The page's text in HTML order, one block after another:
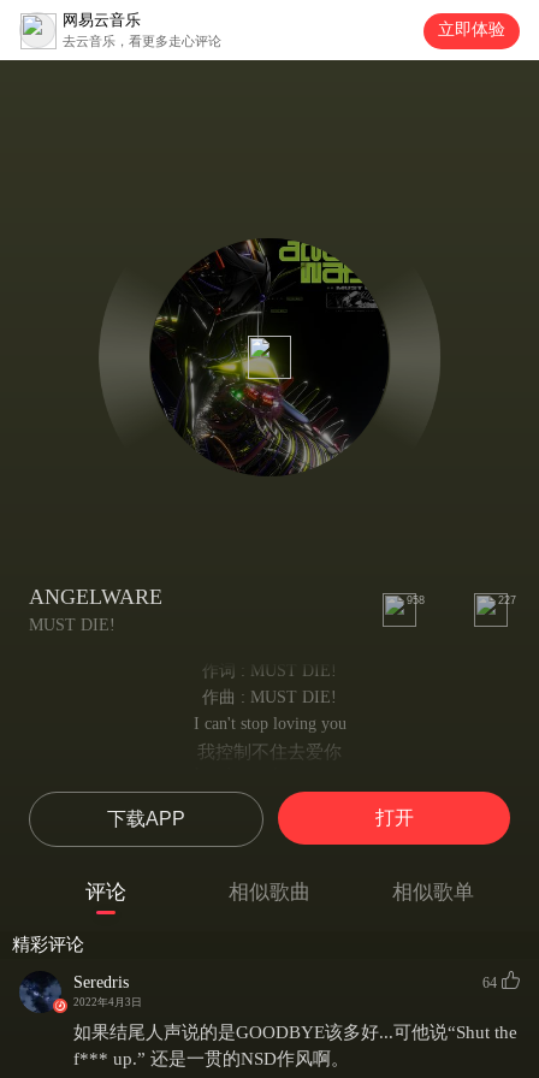
网易云音乐
去云音乐，看更多走心评论
立即体验
ANGELWARE
MUST DIE!
958 227
作词 : MUST DIE!
作曲 : MUST DIE!
I can't stop loving you
我控制不住去爱你
我无法停止爱你
I can't stop loving you
我无法停止爱你
我无法停止爱你
(Can't stop — you)
无法停止——
下载APP 打开
评论 相似歌曲 相似歌单
精彩评论
Seredris
2022年4月3日
64
如果结尾人声说的是GOODBYE该多好...可他说“Shut the
f*** up.” 还是一贯的NSD作风啊。